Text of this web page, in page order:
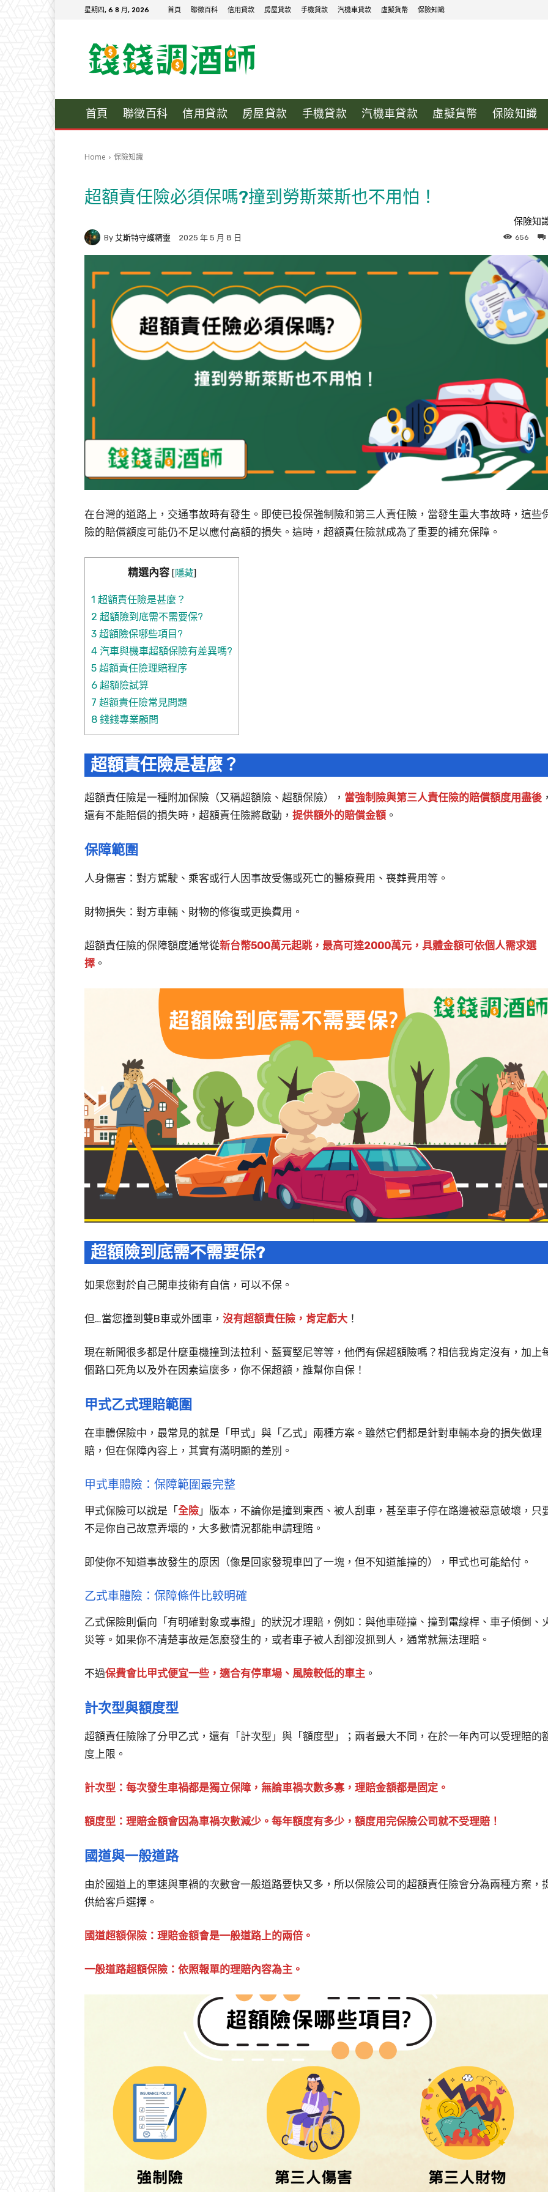
星期四, 6 8 月, 2026 首頁 聯徵百科 信用貸款 房屋貸款 手機貸款 汽機車貸款 虛擬貨幣 保險知識
首頁 聯徵百科 信用貸款 房屋貸款 手機貸款 汽機車貸款 虛擬貨幣 保險知識
Home 保險知識
超額責任險必須保嗎?撞到勞斯萊斯也不用怕！
保險知
By 艾斯特守護精靈 2025 年 5 月 8 日 656
在台灣的道路上，交通事故時有發生。即使已投保強制險和第三人責任險，當發生重大事故時，這些
險的賠償額度可能仍不足以應付高額的損失。這時，超額責任險就成為了重要的補充保障。
精選內容 [隱藏]
1 超額責任險是甚麼？
2 超額險到底需不需要保?
3 超額險保哪些項目?
4 汽車與機車超額保險有差異嗎?
5 超額責任險理賠程序
6 超額險試算
7 超額責任險常見問題
8 錢錢專業顧問
超額責任險是甚麼？
超額責任險是一種附加保險（又稱超額險、超額保險）， 當強制險與第三人責任險的賠償額度用盡後
還有不能賠償的損失時，超額責任險將啟動， 提供額外的賠償金額 。
保障範圍
人身傷害：對方駕駛、乘客或行人因事故受傷或死亡的醫療費用、喪葬費用等。
財物損失：對方車輛、財物的修復或更換費用。
超額責任險的保障額度通常從新台幣500萬元起跳，最高可達2000萬元，具體金額可依個人需求選
擇 。
超額險到底需不需要保?
如果您對於自己開車技術有自信，可以不保。
但…當您撞到雙B車或外國車， 沒有超額責任險，肯定虧大 ！
現在新聞很多都是什麼重機撞到法拉利、藍寶堅尼等等，他們有保超額險嗎？相信我肯定沒有，加上
個路口死角以及外在因素這麼多，你不保超額，誰幫你自保！
甲式乙式理賠範圍
在車體保險中，最常見的就是「甲式」與「乙式」兩種方案。雖然它們都是針對車輛本身的損失做理
賠，但在保障內容上，其實有滿明顯的差別。
甲式車體險：保障範圍最完整
甲式保險可以說是「全險 」版本，不論你是撞到東西、被人刮車，甚至車子停在路邊被惡意破壞，只
不是你自己故意弄壞的，大多數情況都能申請理賠。
即使你不知道事故發生的原因（像是回家發現車凹了一塊，但不知道誰撞的），甲式也可能給付。
乙式車體險：保障條件比較明確
乙式保險則偏向「有明確對象或事證」的狀況才理賠，例如：與他車碰撞、撞到電線桿、車子傾倒、
災等。如果你不清楚事故是怎麼發生的，或者車子被人刮卻沒抓到人，通常就無法理賠。
不過保費會比甲式便宜一些，適合有停車場、風險較低的車主 。
計次型與額度型
超額責任險除了分甲乙式，還有「計次型」與「額度型」；兩者最大不同，在於一年內可以受理賠的
度上限。
計次型：每次發生車禍都是獨立保障，無論車禍次數多寡，理賠金額都是固定。
額度型：理賠金額會因為車禍次數減少。每年額度有多少，額度用完保險公司就不受理賠！
國道與一般道路
由於國道上的車速與車禍的次數會一般道路要快又多，所以保險公司的超額責任險會分為兩種方案，
供給客戶選擇。
國道超額保險：理賠金額會是一般道路上的兩倍。
一般道路超額保險：依照報單的理賠內容為主。